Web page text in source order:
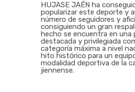
HUJASE JAÉN ha
popularizar este deporte y
número de seguidores y
consiguiendo un gran
hecho se encuentra en una
destacada y privilegiada
categoría máxima a nivel
hito histórico para un
modalidad deportiva de la
jiennense.